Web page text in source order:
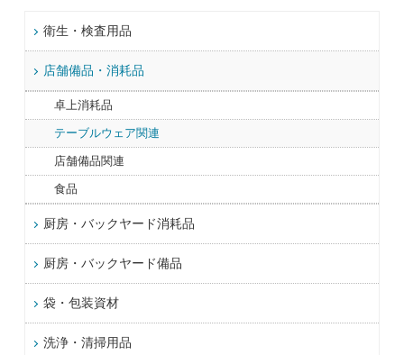
衛生・検査用品
店舗備品・消耗品
卓上消耗品
テーブルウェア関連
店舗備品関連
食品
厨房・バックヤード消耗品
厨房・バックヤード備品
袋・包装資材
洗浄・清掃用品